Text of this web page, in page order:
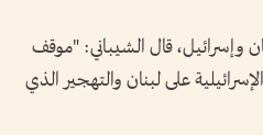
وإسرائيل، قال الشيباني: "موقف
على لبنان والتهجير الذي